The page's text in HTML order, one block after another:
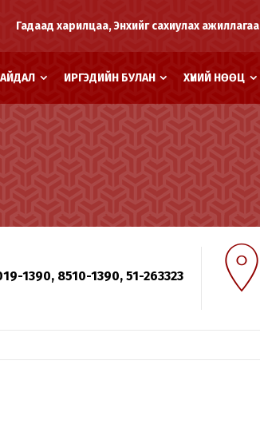
Гадаад харилцаа, Энхийг сахиулах ажиллагаа
ИРГЭДИЙН БУЛАН ХҮНИЙ НӨӨЦ
1390, 8510-1390, 51-263323